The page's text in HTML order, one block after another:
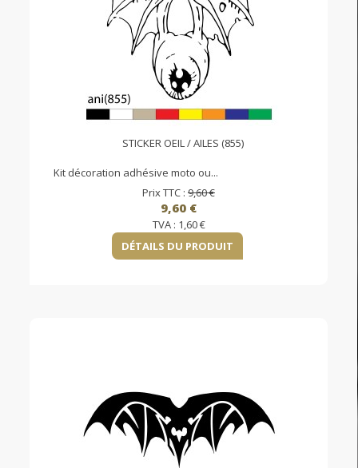
STICKER OEIL / AILES (855)
Kit décoration adhésive moto ou...
Prix TTC : 9,60 €
9,60 €
TVA : 1,60 €
DÉTAILS DU PRODUIT